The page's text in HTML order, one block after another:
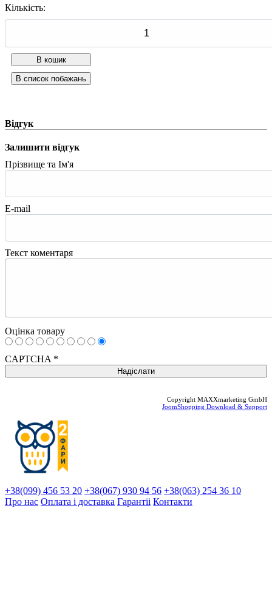
Кількість:
Відгук
Залишити відгук
Прізвище та Ім'я
E-mail
Текст коментаря
Оцінка товару
CAPTCHA *
Copyright MAXXmarketing GmbH
JoomShopping Download & Support
+38(099) 456 53 20 +38(067) 930 94 56 +38(063) 254 36 10
Про нас Оплата і доставка Гарантіi Контакти